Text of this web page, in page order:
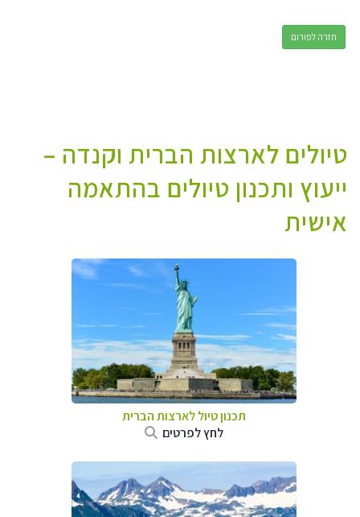
חזרה לפורום
טיולים לארצות הברית וקנדה –
ייעוץ ותכנון טיולים בהתאמה
אישית
תכנון טיול לארצות הברית
לחץ לפרטים